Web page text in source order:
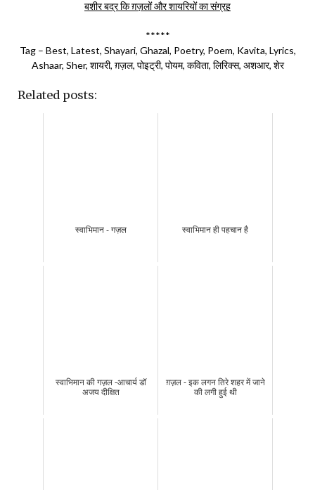
बशीर बद्र कि ग़ज़लों और शायरियों का संग्रह
*****
Tag – Best, Latest, Shayari, Ghazal, Poetry, Poem, Kavita, Lyrics,
Ashaar, Sher, शायरी, ग़ज़ल, पोइट्री, पोयम, कविता, लिरिक्स, अशआर, शेर
Related posts:
स्वाभिमान - गज़ल स्वाभिमान ही पहचान है
स्वाभिमान की गज़ल -आचार्य डॉ
अजय दीक्षित
ग़ज़ल - इक लगन तिरे शहर में जाने
की लगी हुई थी